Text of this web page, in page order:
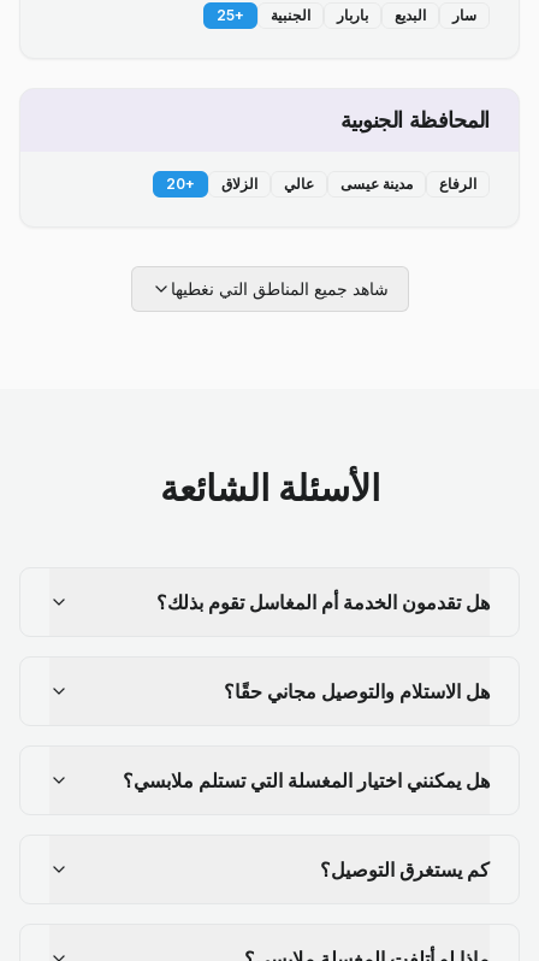
سار البديع باربار الجنبية +
25
المحافظة الجنوبية
الرفاع مدينة عيسى عالي الزلاق +
20
شاهد جميع المناطق التي نغطيها
الأسئلة الشائعة
هل تقدمون الخدمة أم المغاسل تقوم بذلك؟
هل الاستلام والتوصيل مجاني حقًا؟
هل يمكنني اختيار المغسلة التي تستلم ملابسي؟
كم يستغرق التوصيل؟